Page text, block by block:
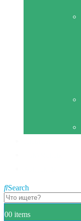
Search
00 items